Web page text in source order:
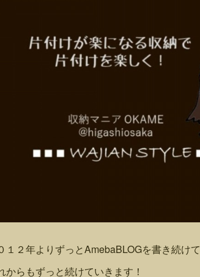
１２年よりずっとAmebaBLOGを書き続けて
からもずっと続けていきます！